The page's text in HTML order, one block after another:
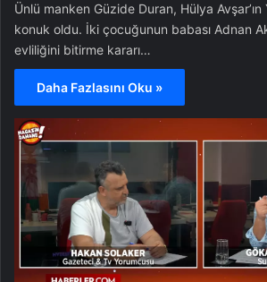
Ünlü manken Güzide Duran, Hülya Avşar’ın
konuk oldu. İki çocuğunun babası Adnan
evliliğini bitirme kararı…
Daha Fazlasını Oku »